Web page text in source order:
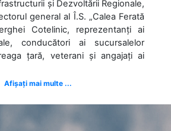
și Dezvoltării Regionale,
general al Î.S. „Calea Ferată
Cotelinic, reprezentanți ai
conducători ai sucursalelor
țară, veterani și angajați ai
Afișați mai multe ...